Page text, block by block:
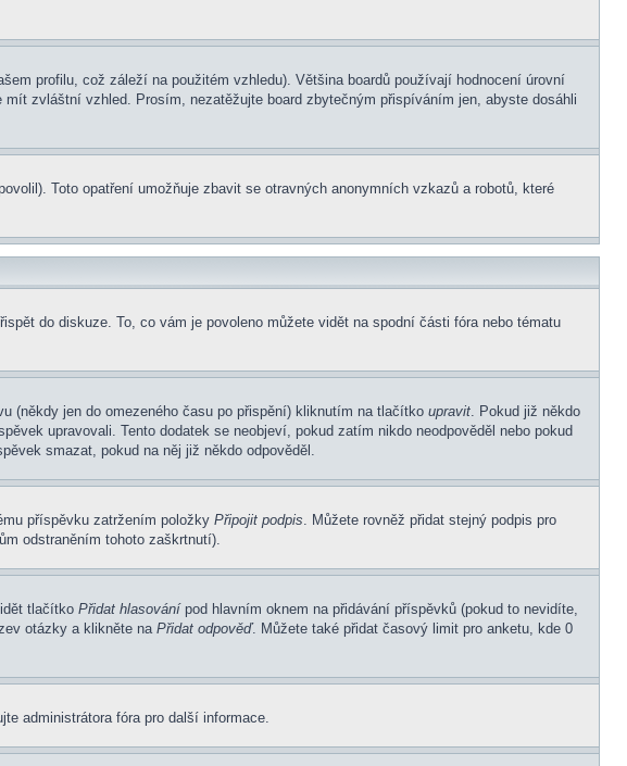
profilu, což záleží na použitém vzhledu). Většina boardů používají hodnocení úrovní
zvláštní vzhled. Prosím, nezatěžujte board zbytečným přispíváním jen, abyste dosáhli
Toto opatření umožňuje zbavit se otravných anonymních vzkazů a robotů, které
do diskuze. To, co vám je povoleno můžete vidět na spodní části fóra nebo tématu
(někdy jen do omezeného času po přispění) kliknutím na tlačítko upravit. Pokud již někdo
upravovali. Tento dodatek se neobjeví, pokud zatím nikdo neodpověděl nebo pokud
smazat, pokud na něj již někdo odpověděl.
příspěvku zatržením položky Připojit podpis. Můžete rovněž přidat stejný podpis pro
odstraněním tohoto zaškrtnutí).
tlačítko Přidat hlasovánípod hlavním oknem na přidávání příspěvků (pokud to nevidíte,
otázky a klikněte na Přidat odpověď. Můžete také přidat časový limit pro anketu, kde 0
administrátora fóra pro další informace.